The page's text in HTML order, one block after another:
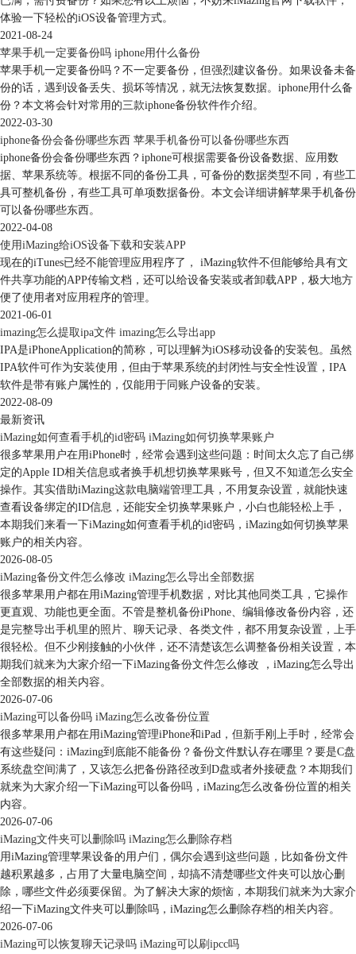
图 4：取消选择
三、导出为文本
批量选择完成后，在界面右下角点击“导出至文本”。
弹出如图六的对话框。可以选择一个文件夹保存，也可以在左下角点
击“新建文件夹”，将备忘录保存于新文件夹内。选择储存位置后，点
击“确定”。
图 6：保存文件
回到iMazing首页，在界面右上角点击图七红圈内的“操作”图标，可以看
到导出备忘录的进度。右侧的图标，第一个可查看备忘录文件内容；第二
个可查看备忘录文件储存位置。
体验一下轻松的iOS设备管理方式。
2021-08-24
苹果手机一定要备份吗 iphone用什么备份
苹果手机一定要备份吗？不一定要备份，但强烈建议备份。如果设备未备
份的话，遇到设备丢失、损坏等情况，就无法恢复数据。iphone用什么备
份？本文将会针对常用的三款iphone备份软件作介绍。
2022-03-30
iphone备份会备份哪些东西 苹果手机备份可以备份哪些东西
iphone备份会备份哪些东西？iphone可根据需要备份设备数据、应用数
据、苹果系统等。根据不同的备份工具，可备份的数据类型不同，有些工
具可整机备份，有些工具可单项数据备份。本文会详细讲解苹果手机备份
可以备份哪些东西。
2022-04-08
使用iMazing给iOS设备下载和安装APP
现在的iTunes已经不能管理应用程序了， iMazing软件不但能够给具有文
件共享功能的APP传输文档，还可以给设备安装或者卸载APP，极大地方
便了使用者对应用程序的管理。
2021-06-01
imazing怎么提取ipa文件 imazing怎么导出app
IPA是iPhoneApplication的简称，可以理解为iOS移动设备的安装包。虽然
IPA软件可作为安装使用，但由于苹果系统的封闭性与安全性设置，IPA
软件是带有账户属性的，仅能用于同账户设备的安装。
2022-08-09
最新资讯
iMazing如何查看手机的id密码 iMazing如何切换苹果账户
很多苹果用户在用iPhone时，经常会遇到这些问题：时间太久忘了自己绑
定的Apple ID相关信息或者换手机想切换苹果账号，但又不知道怎么安全
操作。其实借助iMazing这款电脑端管理工具，不用复杂设置，就能快速
查看设备绑定的ID信息，还能安全切换苹果账户，小白也能轻松上手，
本期我们来看一下iMazing如何查看手机的id密码，iMazing如何切换苹果
账户的相关内容。
2026-08-05
iMazing备份文件怎么修改 iMazing怎么导出全部数据
很多苹果用户都在用iMazing管理手机数据，对比其他同类工具，它操作
更直观、功能也更全面。不管是整机备份iPhone、编辑修改备份内容，还
是完整导出手机里的照片、聊天记录、各类文件，都不用复杂设置，上手
很轻松。但不少刚接触的小伙伴，还不清楚该怎么调整备份相关设置，本
期我们就来为大家介绍一下iMazing备份文件怎么修改 ，iMazing怎么导出
全部数据的相关内容。
2026-07-06
iMazing可以备份吗 iMazing怎么改备份位置
很多苹果用户都在用iMazing管理iPhone和iPad，但新手刚上手时，经常会
有这些疑问：iMazing到底能不能备份？备份文件默认存在哪里？要是C盘
系统盘空间满了，又该怎么把备份路径改到D盘或者外接硬盘？本期我们
就来为大家介绍一下iMazing可以备份吗，iMazing怎么改备份位置的相关
内容。
2026-07-06
iMazing文件夹可以删除吗 iMazing怎么删除存档
用iMazing管理苹果设备的用户们，偶尔会遇到这些问题，比如备份文件
越积累越多，占用了大量电脑空间，却搞不清楚哪些文件夹可以放心删
除，哪些文件必须要保留。为了解决大家的烦恼，本期我们就来为大家介
绍一下iMazing文件夹可以删除吗，iMazing怎么删除存档的相关内容。
2026-07-06
iMazing可以恢复聊天记录吗 iMazing可以刷ipcc吗